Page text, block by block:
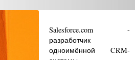
Salesforce.com -
разработчик
одноимённой CRM-